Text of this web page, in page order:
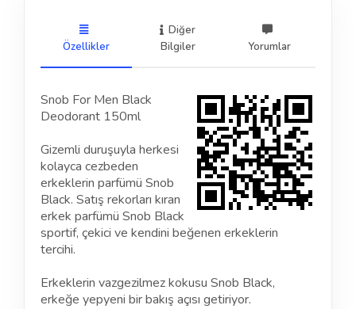
Özellikler
Diğer
Bilgiler
Yorumlar
Snob For Men Black
Deodorant 150ml
Gizemli duruşuyla herkesi
kolayca cezbeden
erkeklerin parfümü Snob
Black. Satış rekorları kıran
erkek parfümü Snob Black
sportif, çekici ve kendini beğenen erkeklerin
tercihi.
Erkeklerin vazgezilmez kokusu Snob Black,
erkeğe yepyeni bir bakış açısı getiriyor.